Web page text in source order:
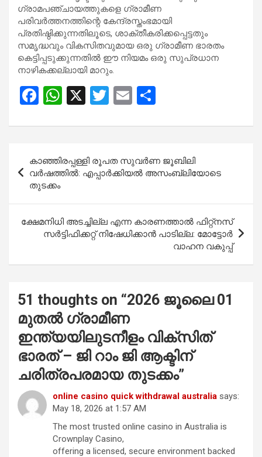
ഗ്രാമപഞ്ചായത്തുകളെ ഗ്രാമീണ
പരിവർത്തനത്തിന്റെ കേന്ദ്രസ്തംഭമായി
പ്രതിഷ്ഠിക്കുന്നതിലൂടെ, ശാക്തീകരിക്കപ്പെട്ടതും
സമൃദ്ധവും വികസിതവുമായ ഒരു ഗ്രാമീണ ഭാരതം
കെട്ടിപ്പടുക്കുന്നതിൽ ഈ നിയമം ഒരു സുപ്രധാന
നാഴികക്കല്ലായി മാറും.
F
ce
o
o
k
W
at
A
p
X
T
tt
E
ail ar
navigation
കാഞ്ഞിരപ്പള്ളി രൂപത സുവർണ ജൂബിലി
വർഷത്തിൽ: എപ്പാർക്കിയൽ അസംബ്ലിയോടെ
തുടക്കം
ക്ഷേമനിധി അടച്ചില്ല എന്ന കാരണത്താൽ ഫിറ്റ്നസ്
സർട്ടിഫിക്കറ്റ് നിഷേധിക്കാൻ പാടില്ല: മോട്ടോർ
വാഹന വകുപ്പ്
51 thoughts on “2026 ജൂലൈ 01
മുതൽ ഗ്രാമീണ
ഇന്ത്യയിലുടനീളം വിക്സിത്
ഭാരത് – ജി റാം ജി ആക്ടിന്
ചരിത്രപരമായ തുടക്കം”
online casino quick withdrawal australia says:
May 18, 2026 at 1:57 AM
The most trusted online casino in Australia is
Crownplay Casino,
offering a licensed, secure environment backed